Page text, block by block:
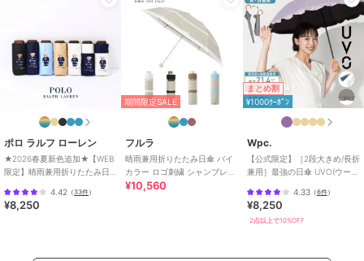
負担がかかります。
・強風時は破損する恐れがありますので、注意してご使用ください。
・製品は、自転車・ベビーカーなどと固定する器具に取り付けて使用
する構造になっておりません。視野の妨げ、自己・破損の原因となる
恐れがありますので、絶対に取り付けないでください。
・ハンドクリームや日焼け止めクリームなどが、生地・手元などの色
落ちの原因になる場合があります。
※お子様には、保護者からご注意ください。
期間限定セール開催中
ブランド
ザッカセレクト
ポロ ラルフ ローレン
★2026春夏新色追加★【WEB
限定】晴雨兼用折りたたみ日
光 遮熱
4.42 （33件）
¥8,250
期間限定SALE
フルラ
晴雨兼用折りたたみ日傘 バイ
カラー ロゴ刺繍 シャンブレー
切継 遮光 遮熱 UV 軽量
¥10,560
まとめ割
¥1000ｸｰﾎﾟﾝ
Wpc.
【公式限定】［2段大きめ/長折
兼用］最強の日傘 UVO(ウー
兼用
4.33（6件）
¥8,250
2点以上で10%OFF